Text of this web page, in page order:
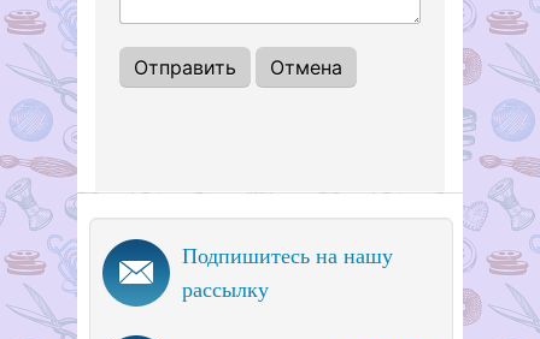
Подпишитесь на нашу
рассылку